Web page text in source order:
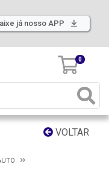
já nosso APP
0
VOLTAR